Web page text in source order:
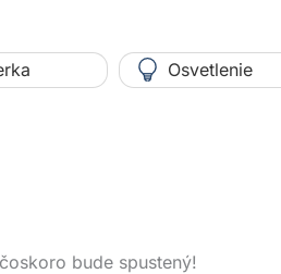
Osvetlenie
bude spustený!